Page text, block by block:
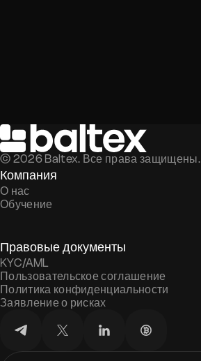
© 2026 Baltex. Все права защищены.
Компания
О нас
Обучение
Правовые документы
KYC/AML
Пользовательское соглашение
Политика конфиденциальности
Заявление о рисках